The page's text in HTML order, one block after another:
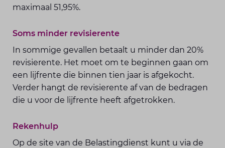
maximaal 51,95%.
Soms minder revisierente
In sommige gevallen betaalt u minder dan 20%
revisierente. Het moet om te beginnen gaan om
een lijfrente die binnen tien jaar is afgekocht.
Verder hangt de revisierente af van de bedragen
die u voor de lijfrente heeft afgetrokken.
Rekenhulp
Op de site van de Belastingdienst kunt u via de